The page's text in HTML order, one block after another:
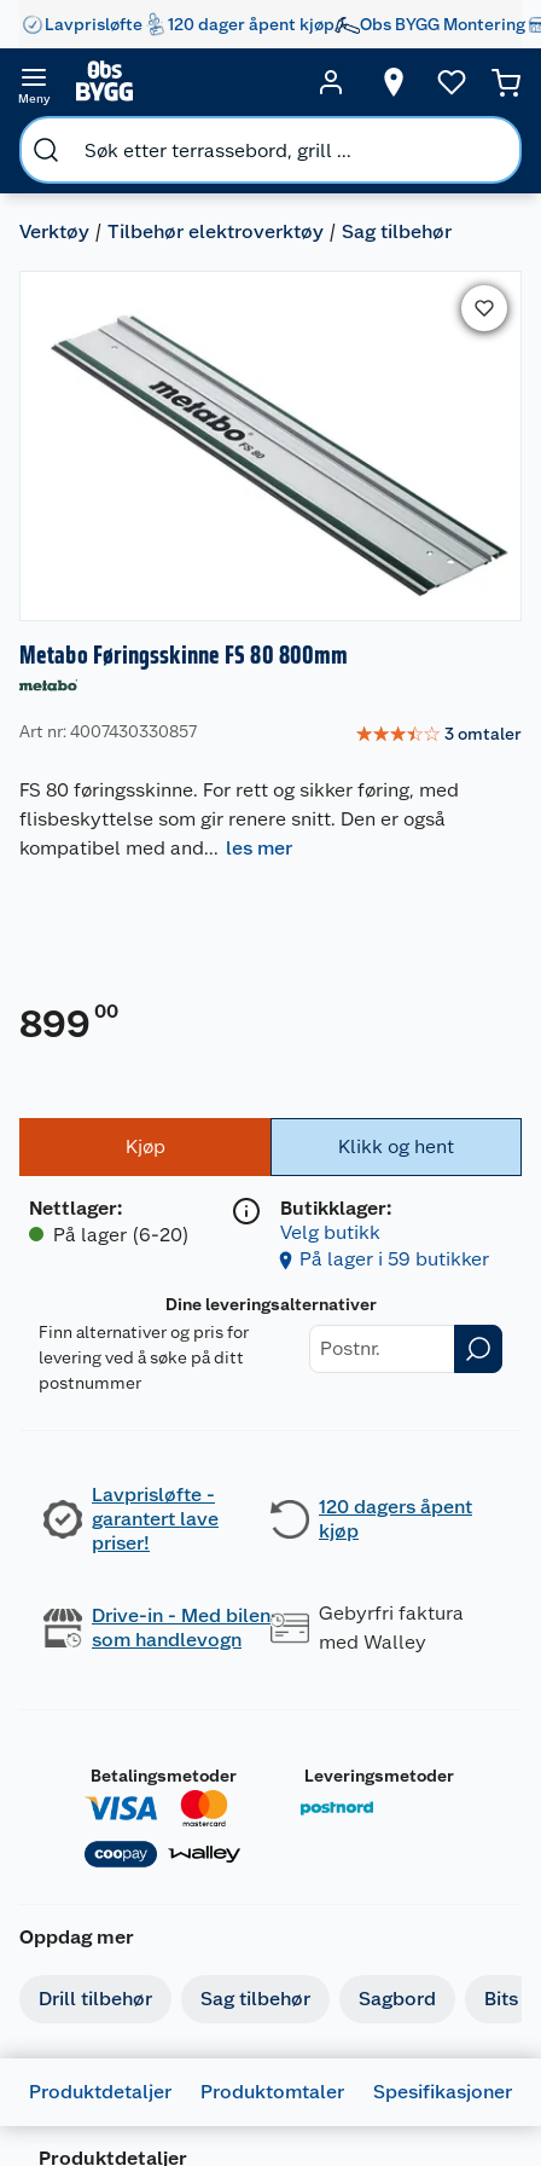
Lavprisløfte 120 dager åpent kjøp Obs BYGG Montering
Meny
Verktøy Tilbehør elektroverktøy Sag tilbehør
Metabo Føringsskinne FS 80 800mm
Art nr: 4007430330857 ☆☆☆☆☆ 3omtaler
FS 80 føringsskinne. For rett og sikker føring, med
flisbeskyttelse som gir renere snitt. Den er også
kompatibel med and... les mer
899 00
Kjøp
Nettlager:
På lager (6-20)
Klikk og hent
Butikklager:
Velg butikk
På lager i 59 butikker
Dine leveringsalternativer
Finn alternativer og pris for
levering ved å søke på ditt
postnummer
Lavprisløfte -
garantert lave
priser!
120 dagers åpent
kjøp
Drive-in - Med bilen
som handlevogn
Gebyrfri faktura
med Walley
Betalingsmetoder Leveringsmetoder
Oppdag mer
Drill tilbehør Sag tilbehør Sagbord Bits
Produktdetaljer Produktomtaler Spesifikasjoner
Produktdetaljer